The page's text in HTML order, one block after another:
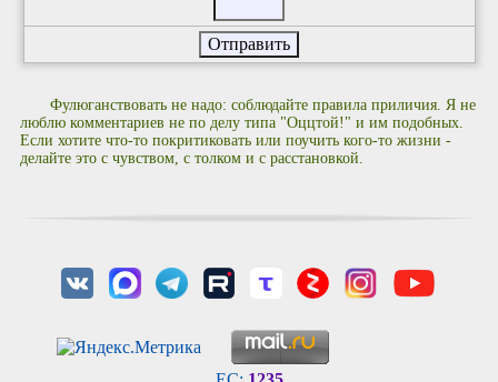
Фулюганствовать не надо: соблюдайте правила приличия. Я не
люблю комментариев не по делу типа "Оццтой!" и им подобных.
Если хотите что-то покритиковать или поучить кого-то жизни -
делайте это с чувством, с толком и с расстановкой.